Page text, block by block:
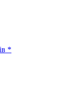
*